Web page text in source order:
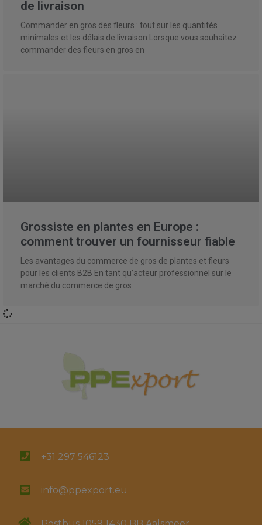
de livraison
Commander en gros des fleurs : tout sur les quantités
minimales et les délais de livraison Lorsque vous souhaitez
commander des fleurs en gros en
Grossiste en plantes en Europe :
comment trouver un fournisseur fiable
Les avantages du commerce de gros de plantes et fleurs
pour les clients B2B En tant qu’acteur professionnel sur le
marché du commerce de gros
+31 297 546123
info@ppexport.eu